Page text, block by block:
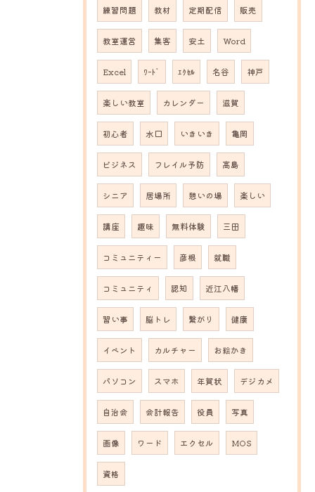
練習問題 教材 定期配信 販売
教室運営 集客 安土 Word
Excel ﾜｰﾄﾞ ｴｸｾﾙ 名谷 神戸
楽しい教室 カレンダー 滋賀
初心者 水口 いきいき 亀岡
ビジネス フレイル予防 高島
シニア 居場所 憩いの場 楽しい
講座 趣味 無料体験 三田
コミュニティー 彦根 就職
コミュニティ 認知 近江八幡
習い事 脳トレ 繋がり 健康
イベント カルチャー お絵かき
パソコン スマホ 年賀状 デジカメ
自治会 会計報告 役員 写真
画像 ワード エクセル MOS
資格